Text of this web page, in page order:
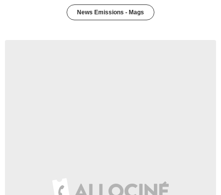
News Emissions - Mags